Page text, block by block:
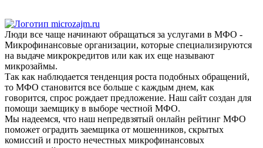
Люди все чаще начинают обращаться за услугами в МФО -
Микрофинансовые организации, которые специализируются
на выдаче микрокредитов или как их еще называют
микрозаймы.
Так как наблюдается тенденция роста подобных обращений,
то МФО становится все больше с каждым днем, как
говорится, спрос рождает предложение. Наш сайт создан для
помощи заемщику в выборе честной МФО.
Мы надеемся, что наш непредвзятый онлайн рейтинг МФО
поможет оградить заемщика от мошенников, скрытых
комиссий и просто нечестных микрофинансовых